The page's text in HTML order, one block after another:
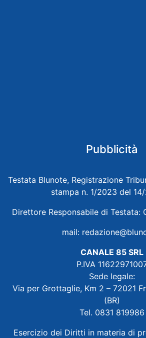
Pubblicità
Testata Blunote, Registrazione
stampa n. 1/2023 del
Direttore Responsabile di Testata:
mail:
CANALE 85 SRL
P.IVA
Sede legale:
Via per Grottaglie, Km 2 – 72021
(BR)
Tel. 0831 819986
Esercizio dei Diritti in materia di